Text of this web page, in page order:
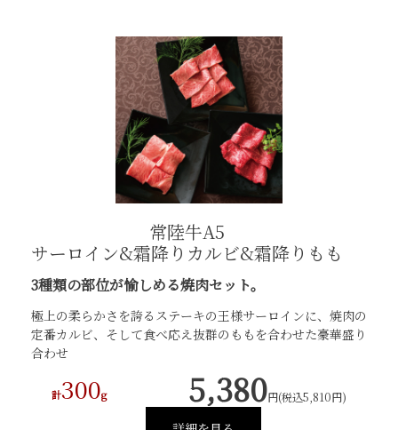
常陸牛A5
サーロイン&霜降りカルビ&霜降りもも
3種類の部位が愉しめる焼肉セット。
極上の柔らかさを誇るステーキの王様サーロインに、焼肉の
定番カルビ、そして食べ応え抜群のももを合わせた豪華盛り
合わせ
計300g 5,380円(税込5,810円)